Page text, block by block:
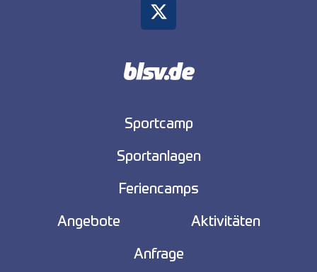
Sportcamp
Sportanlagen
Feriencamps
Angebote Aktivitäten
Anfrage